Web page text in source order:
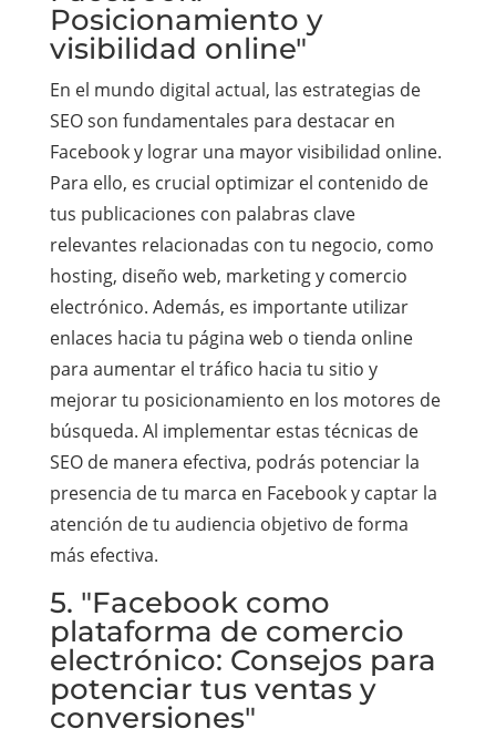
Posicionamiento y
visibilidad online"
En el mundo digital actual, las estrategias de
SEO son fundamentales para destacar en
Facebook y lograr una mayor visibilidad online.
Para ello, es crucial optimizar el contenido de
tus publicaciones con palabras clave
relevantes relacionadas con tu negocio, como
hosting, diseño web, marketing y comercio
electrónico. Además, es importante utilizar
enlaces hacia tu página web o tienda online
para aumentar el tráfico hacia tu sitio y
mejorar tu posicionamiento en los motores de
búsqueda. Al implementar estas técnicas de
SEO de manera efectiva, podrás potenciar la
presencia de tu marca en Facebook y captar la
atención de tu audiencia objetivo de forma
más efectiva.
5. "Facebook como
plataforma de comercio
electrónico: Consejos para
potenciar tus ventas y
conversiones"